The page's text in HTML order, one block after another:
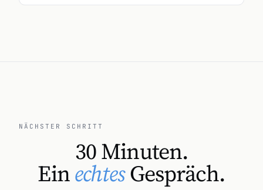
spezialisierten KI-Anwendungen. Nicht die Größe
NÄCHSTER SCHRITT
30 Minuten.
EinechtesGespräch.